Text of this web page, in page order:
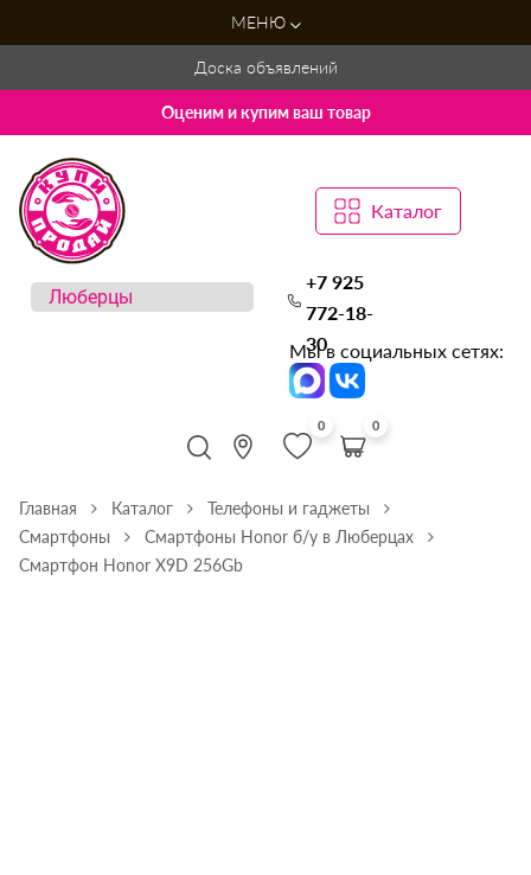
МЕНЮ
Доска объявлений
Оценим и купим ваш товар
Каталог
+7 925
772-18-
30
Мы в социальных сетях:
0 0
Главная Каталог
Телефоны и гаджеты
Смартфоны
Смартфоны Honor б/у в Люберцах
Смартфон Honor X9D 256Gb